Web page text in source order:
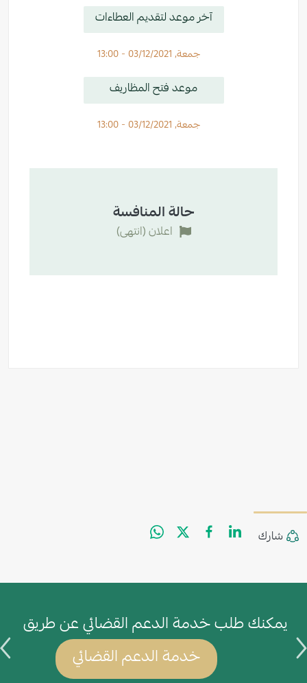
آخر موعد لتقديم العطاءات
جمعة, 03/12/2021 - 13:00
موعد فتح المظاريف
جمعة, 03/12/2021 - 13:00
حالة المنافسة
اعلان (انتهى)
شارك Share
LinkedIn
Facebook
Twitter
يمكنك طلب خدمة الدعم القضائي عن طريق
خدمة الدعم القضائي